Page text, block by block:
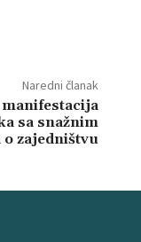
Naredni članak
sa snažnim
zajedništvu